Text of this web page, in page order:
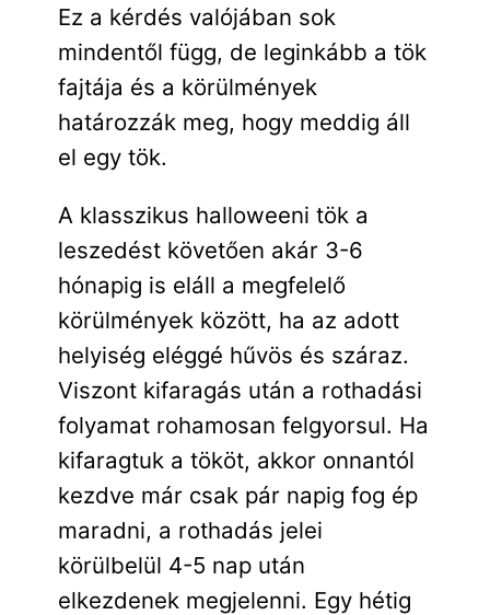
Ez a kérdés valójában sok
mindentől függ, de leginkább a tök
fajtája és a körülmények
határozzák meg, hogy meddig áll
el egy tök.
A klasszikus halloweeni tök a
leszedést követően akár 3-6
hónapig is eláll a megfelelő
körülmények között, ha az adott
helyiség eléggé hűvös és száraz.
Viszont kifaragás után a rothadási
folyamat rohamosan felgyorsul. Ha
kifaragtuk a tököt, akkor onnantól
kezdve már csak pár napig fog ép
maradni, a rothadás jelei
körülbelül 4-5 nap után
elkezdenek megjelenni. Egy hétig